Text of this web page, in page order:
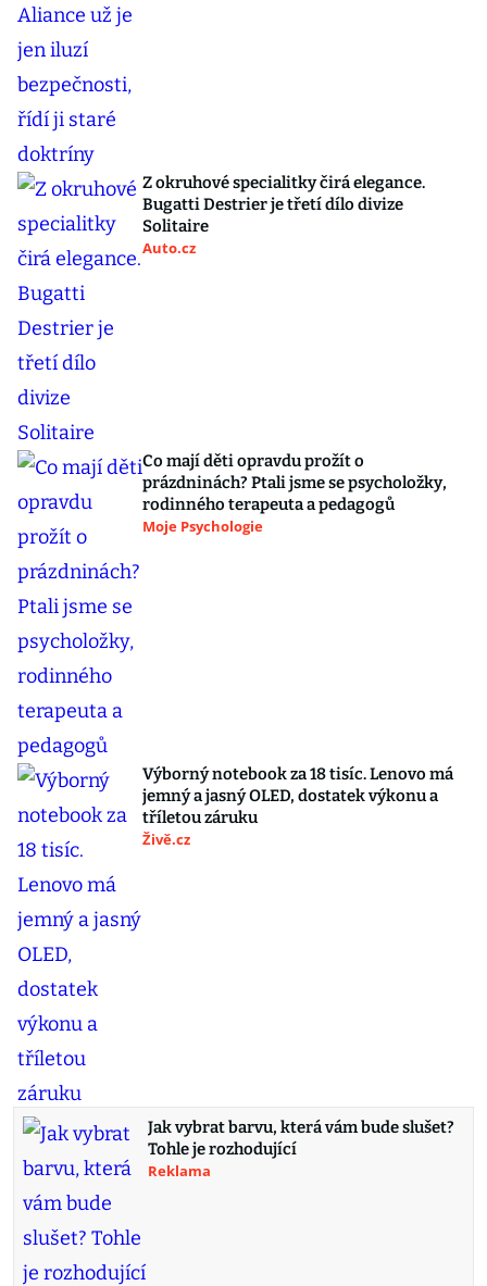
Z okruhové specialitky čirá elegance.
Bugatti Destrier je třetí dílo divize
Solitaire
Auto.cz
Co mají děti opravdu prožít o
prázdninách? Ptali jsme se psycholožky,
rodinného terapeuta a pedagogů
Moje Psychologie
Výborný notebook za 18 tisíc. Lenovo má
jemný a jasný OLED, dostatek výkonu a
tříletou záruku
Živě.cz
Jak vybrat barvu, která vám bude slušet?
Tohle je rozhodující
Reklama